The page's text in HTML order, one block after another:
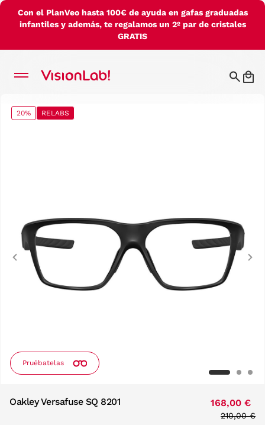
Con el PlanVeo hasta 100€ de ayuda en gafas graduadas
infantiles y además, te regalamos un 2º par de cristales
GRATIS
20% RELABS
Pruébatelas
Previous
Oakley Versafuse SQ 8201 168,00 €
Price
210,00 €